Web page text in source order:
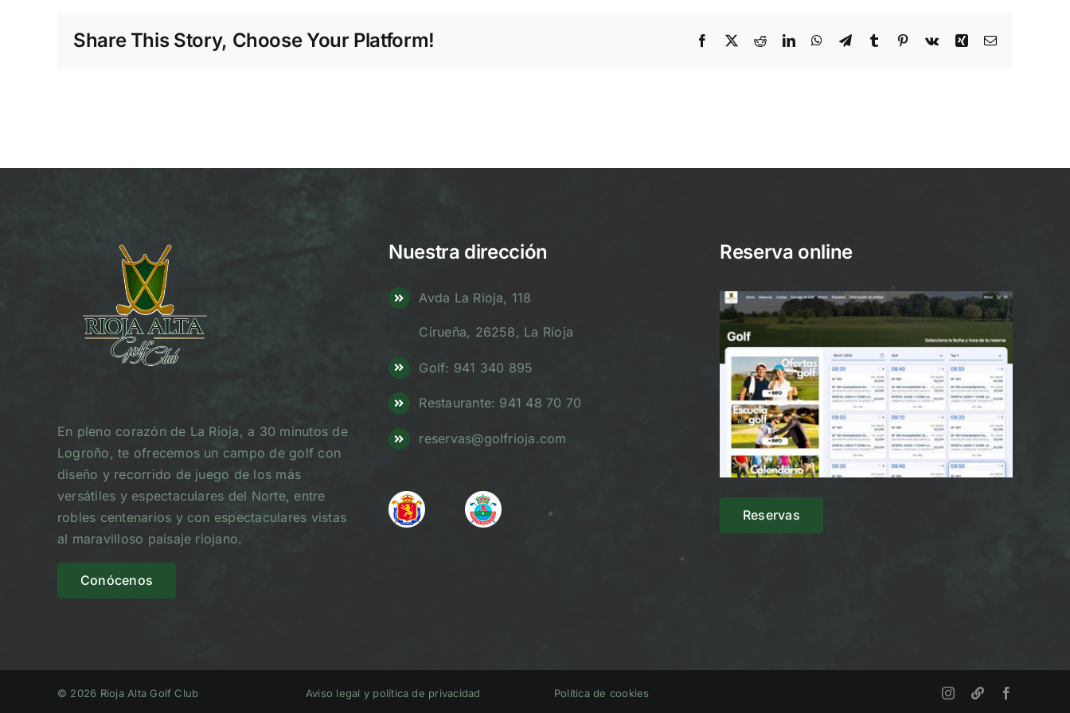
Share This Story, Choose Your Platform! Facebook
X RedditLinkedInWhatsApp
TelegramTumblr Pinterest
Vk Xing Email
En pleno corazón de La Rioja, a 30 minutos de
Logroño, te ofrecemos un campo de golf con
diseño y recorrido de juego de los más
versátiles y espectaculares del Norte, entre
robles centenarios y con espectaculares vistas
al maravilloso paisaje riojano.
Conócenos
Nuestra dirección
Avda La Rioja, 118
Cirueña, 26258, La Rioja
Golf: 941 340 895
Restaurante: 941 48 70 70
reservas@golfrioja.com
Reserva online
Reservas
© 2026 Rioja Alta Golf Club Aviso legal y política de privacidad Política de cookies